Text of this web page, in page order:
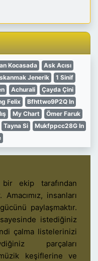
Kocasada
Ask Acısı
Jenerik
1 Sinif
Achurali
Çayda Çini
Felix
Bfhttwo9P2Q In
My Chart
Ömer Faruk
Tayna Si
Mukfppcc28G In
ekip tarafından
insanları
paylaşmaktır.
istediğiniz
çalma listelerinizi
parçaları
keşiflerine ve